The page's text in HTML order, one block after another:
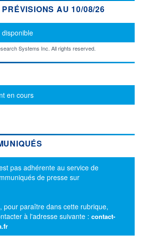
AU 10/08/26
Systems Inc. All rights reserved.
en cours
pas adhérente au service de
de presse sur
pour paraître dans cette rubrique,
à l'adresse suivante : contact-